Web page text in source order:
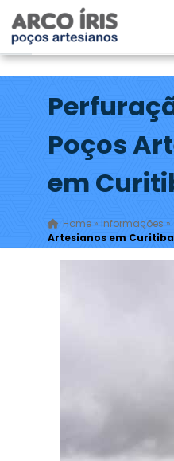
Poços
em
Home» Informações »
Artesianos em Curitiba